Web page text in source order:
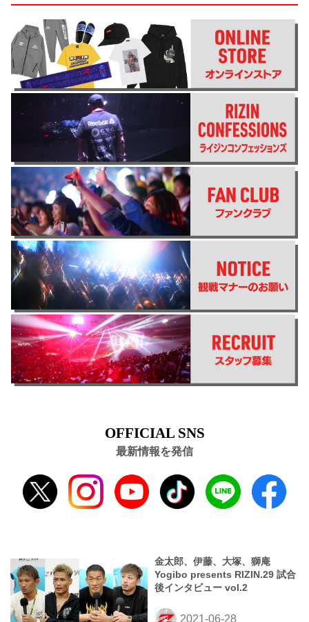
OFFICIAL SNS
最新情報を発信
金太郎、伊藤、大塚、獅庵
Yogibo presents RIZIN.29 試合
後インタビュー vol.2